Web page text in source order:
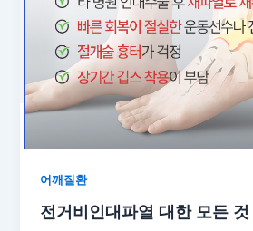
어깨질환
전거비인대파열 대한 모든